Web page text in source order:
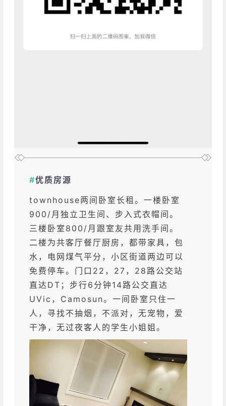
#优质房源
townhouse两间卧室长租。一楼卧室
900/月独立卫生间、步入式衣帽间。
三楼卧室800/月跟室友共用洗手间。
二楼为共客厅餐厅厨房，都带家具，包
水，电网煤气平分，小区街道两边可以
免费停车。门口22，27，28路公交站
直达DT；步行6分钟14路公交直达
UVic，Camosun。一间卧室只住一
人，寻找不抽烟，不派对，无宠物，爱
干净，无过夜客人的学生小姐姐。